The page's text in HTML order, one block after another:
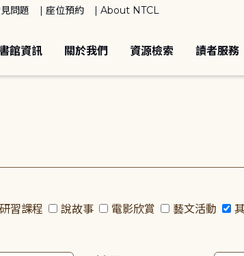
問題 座位預約 About NTCL
館資訊 關於我們 資源檢索 讀者服務
研習課程 說故事 電影欣賞 藝文活動